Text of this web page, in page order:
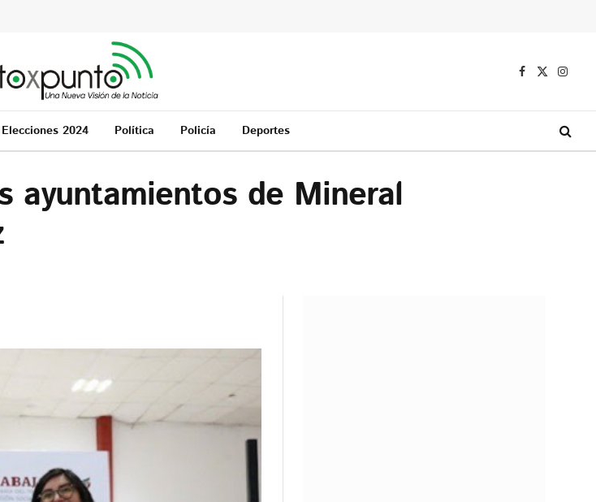
Facebook
X
Elecciones 2024 Política Policía Deportes
ayuntamientos de Mineral